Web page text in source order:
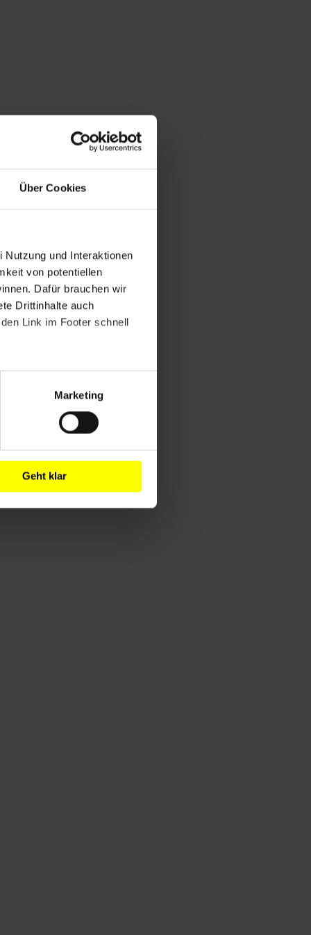
Über Cookies
Nutzung und Interaktionen
von potentiellen
Dafür brauchen wir
Drittinhalte auch
Link im Footer schnell
Marketing
Geht klar